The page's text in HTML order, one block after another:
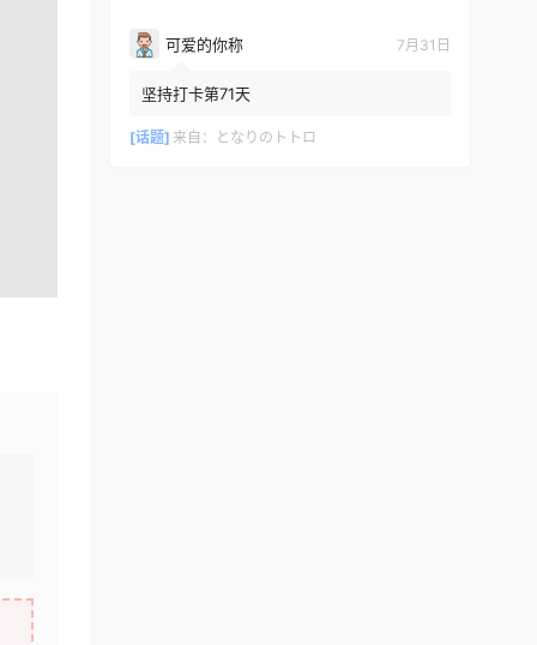
可爱的你称 7月31日
坚持打卡第71天
[话题] 来自： となりのトトロ